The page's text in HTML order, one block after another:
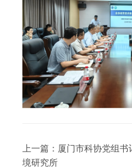
上一篇： 厦门市科协党组
境研究所